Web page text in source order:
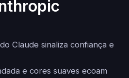
Claude sinaliza confiança e
e cores suaves ecoam